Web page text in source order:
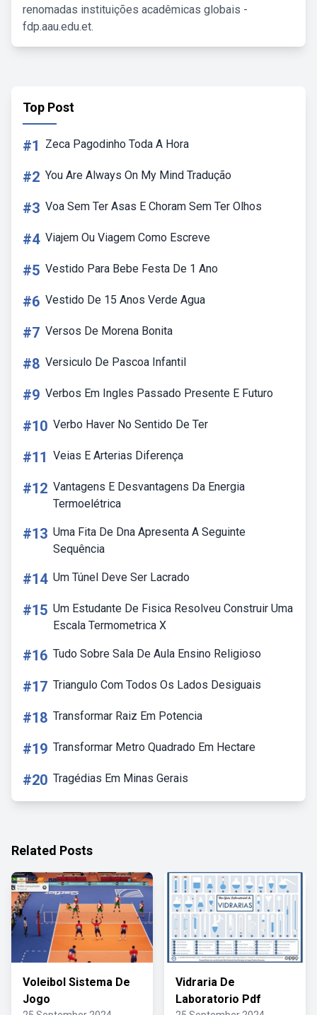
renomadas instituições acadêmicas globais -
fdp.aau.edu.et.
Top Post
#1 Zeca Pagodinho Toda A Hora
#2 You Are Always On My Mind Tradução
#3 Voa Sem Ter Asas E Choram Sem Ter Olhos
#4 Viajem Ou Viagem Como Escreve
#5 Vestido Para Bebe Festa De 1 Ano
#6 Vestido De 15 Anos Verde Agua
#7 Versos De Morena Bonita
#8 Versiculo De Pascoa Infantil
#9 Verbos Em Ingles Passado Presente E Futuro
#10 Verbo Haver No Sentido De Ter
#11 Veias E Arterias Diferença
#12 Vantagens E Desvantagens Da Energia
Termoelétrica
#13 Uma Fita De Dna Apresenta A Seguinte
Sequência
#14 Um Túnel Deve Ser Lacrado
#15 Um Estudante De Fisica Resolveu Construir Uma
Escala Termometrica X
#16 Tudo Sobre Sala De Aula Ensino Religioso
#17 Triangulo Com Todos Os Lados Desiguais
#18 Transformar Raiz Em Potencia
#19 Transformar Metro Quadrado Em Hectare
#20 Tragédias Em Minas Gerais
Related Posts
Voleibol Sistema De
Jogo
Vidraria De
Laboratorio Pdf